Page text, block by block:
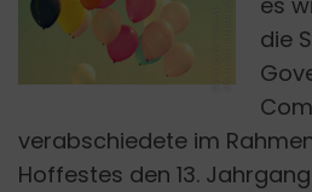
die
verabschiedete im
Hoffestes den 13.